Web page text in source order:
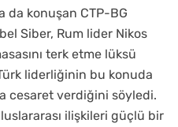
da konuşan CTP-BG
Siber, Rum lider Nikos
terk etme lüksü
liderliğinin bu konuda
cesaret verdiğini söyledi.
ilişkileri güçlü bir